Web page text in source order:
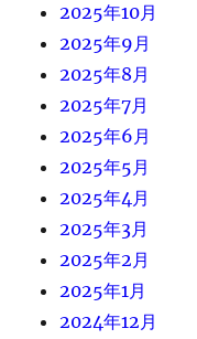
2025年10月
2025年9月
2025年8月
2025年7月
2025年6月
2025年5月
2025年4月
2025年3月
2025年2月
2025年1月
2024年12月